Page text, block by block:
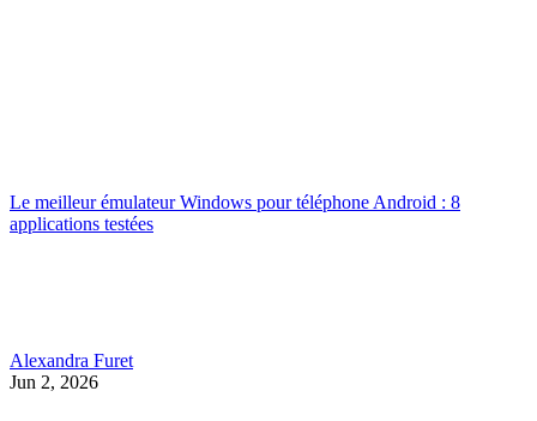
Le meilleur émulateur Windows pour téléphone Android : 8
applications testées
Alexandra Furet
Jun 2, 2026